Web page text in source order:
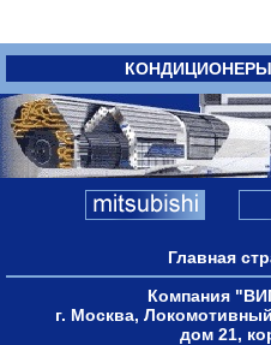
КОНДИЦИОНЕРЫ
Главная
Компания
г. Москва,
дом 21,